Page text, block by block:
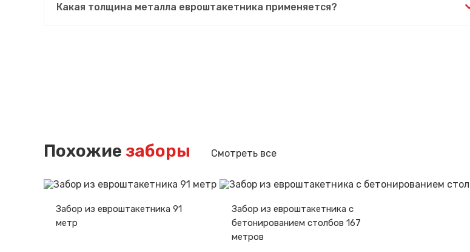
Какая толщина металла евроштакетника применяется?
Похожие заборы Смотреть все
Забор из евроштакетника 91
метр
Забор из евроштакетника с
бетонированием столбов 167
метров